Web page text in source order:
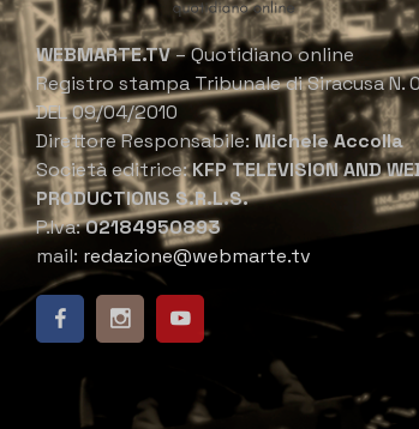
WEBMARTE.TV– Quotidiano online
Registro stampa Tribunale di Siracusa N.
DEL 09/04/2010
Direttore Responsabile:Michele Accolla
Società editrice:KFP TELEVISION AND
PRODUCTIONS S.R.L.S.
P.Iva:02184950893
mail: redazione@webmarte.tv